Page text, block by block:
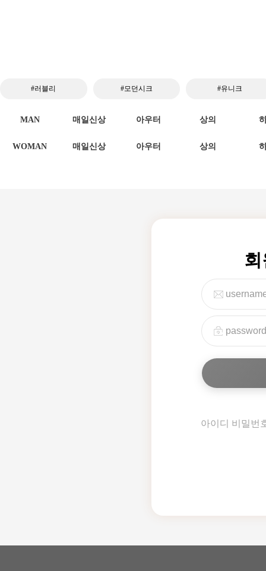
#러블리 #모던시크 #유니크
MAN 매일신상 아우터 상의
WOMAN 매일신상 아우터 상의
아이디 비밀번